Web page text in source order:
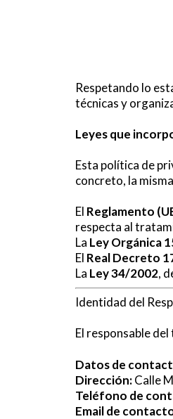
Respetando lo
técnicas y
Leyes que
Esta política de
concreto, la
El Reglamento
respecta al
La Ley Orgánica
El Real Decreto
La Ley 34/2002,
Identidad del
El responsable
Datos de
Dirección:Calle
Teléfono de
Email de